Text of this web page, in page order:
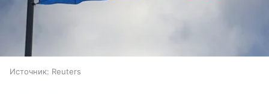
Источник: Reuters